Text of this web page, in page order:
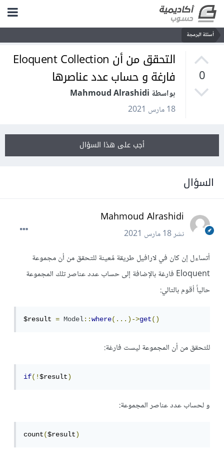
أسئلة البرمجة
0
التحقق من أن Eloquent Collection
فارغة و حساب عدد عناصرها
بواسطة Mahmoud Alrashidi
18 مارس 2021
أجب على هذا السؤال
السؤال
Mahmoud Alrashidi
نشر18 مارس 2021
أتساءل إن كان في لارافيل طريقة مُعينة للتحقق من أن مجموعة
Eloquent فارغة بالإضافة إلى حساب عدد عناصر تلك المجموعة
حالياً أقوم بالتالي:
$result = Model::where(...)->get()
للتحقق من أن المجموعة ليست فارغة:
if(!$result)
و لحساب عدد عناصر المجموعة:
count($result)